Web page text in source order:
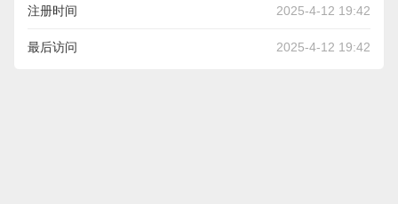
注册时间 2025-4-12 19:42
最后访问 2025-4-12 19:42